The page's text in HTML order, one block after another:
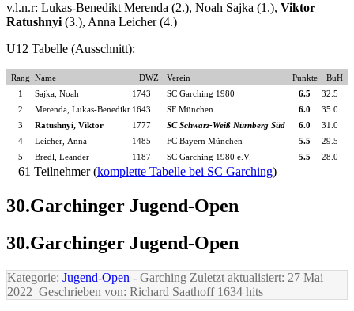
v.l.n.r: Lukas-Benedikt Merenda (2.), Noah Sajka (1.), Viktor
Ratushnyi (3.), Anna Leicher (4.)
U12 Tabelle (Ausschnitt):
Rang Name DWZ Verein Punkte
BuH
1
Sajka, Noah 1743 SC Garching 1980 6.5
32.5
2
Merenda, Lukas-Benedikt 1643 SF München 6.0
35.0
3
Ratushnyi, Viktor 1777 SC Schwarz-Weiß Nürnberg Süd 6.0
31.0
4
Leicher, Anna 1485 FC Bayern München 5.5
29.5
5
Bredl, Leander 1187 SC Garching 1980 e.V. 5.5 28.0
61 Teilnehmer (komplette Tabelle bei SC Garching)
30.Garchinger Jugend-Open
30.Garchinger Jugend-Open
Kategorie: Jugend-Open - Garching Zuletzt aktualisiert: 27 Mai
2022 Geschrieben von: Richard Saathoff1634 hits